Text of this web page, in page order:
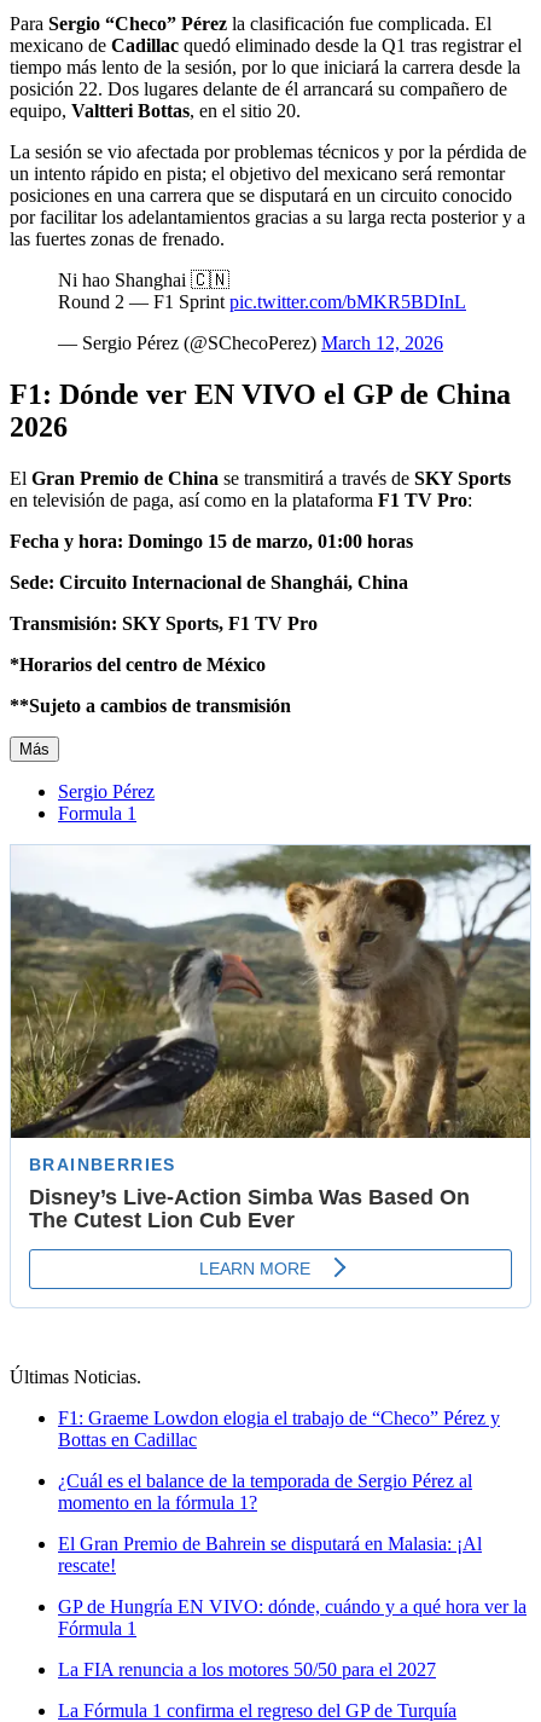
Para Sergio “Checo” Pérez la clasificación fue complicada. El
mexicano de Cadillac quedó eliminado desde la Q1 tras registrar el
tiempo más lento de la sesión, por lo que iniciará la carrera desde la
posición 22. Dos lugares delante de él arrancará su compañero de
equipo, Valtteri Bottas, en el sitio 20.
La sesión se vio afectada por problemas técnicos y por la pérdida de
un intento rápido en pista; el objetivo del mexicano será remontar
posiciones en una carrera que se disputará en un circuito conocido
por facilitar los adelantamientos gracias a su larga recta posterior y a
las fuertes zonas de frenado.
Ni hao Shanghai 🇨🇳
Round 2 — F1 Sprint pic.twitter.com/bMKR5BDInL
— Sergio Pérez (@SChecoPerez) March 12, 2026
F1: Dónde ver EN VIVO el GP de China
2026
El Gran Premio de China se transmitirá a través de SKY Sports
en televisión de paga, así como en la plataforma F1 TV Pro:
Fecha y hora: Domingo 15 de marzo, 01:00 horas
Sede: Circuito Internacional de Shanghái, China
Transmisión: SKY Sports, F1 TV Pro
*Horarios del centro de México
**Sujeto a cambios de transmisión
Más
Sergio Pérez
Formula 1
Últimas Noticias.
F1: Graeme Lowdon elogia el trabajo de “Checo” Pérez y
Bottas en Cadillac
¿Cuál es el balance de la temporada de Sergio Pérez al
momento en la fórmula 1?
El Gran Premio de Bahrein se disputará en Malasia: ¡Al
rescate!
GP de Hungría EN VIVO: dónde, cuándo y a qué hora ver la
Fórmula 1
La FIA renuncia a los motores 50/50 para el 2027
La Fórmula 1 confirma el regreso del GP de Turquía